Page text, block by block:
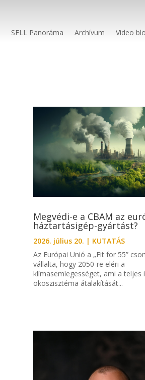
SELL Panoráma Archívum Video
Megvédi-e a CBAM az
háztartásigép-gyártást?
2026. július 20. | KUTATÁS
Az Európai Unió a „Fit for 55”
vállalta, hogy 2050-re eléri a
klímasemlegességet, ami a teljes
ökoszisztéma átalakítását...